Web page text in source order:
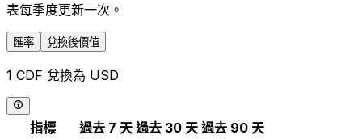
表每季度更新一次。
匯率 兌換後價值
1 CDF 兌換為 USD
指標 過去 7 天 過去 30 天 過去 90 天